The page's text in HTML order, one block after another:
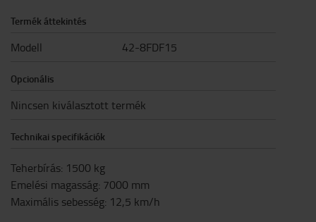
Termék áttekintés
Modell 42-8FDF15
Opcionális
Nincsen kiválasztott termék
Technikai specifikációk
Teherbírás: 1500 kg
Emelési magasság: 7000 mm
Maximális sebesség: 12,5 km/h